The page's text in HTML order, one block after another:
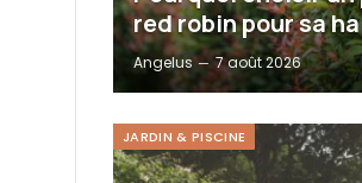
red robin pour sa
Angelus 7 août 2026
JARDIN & PISCINE